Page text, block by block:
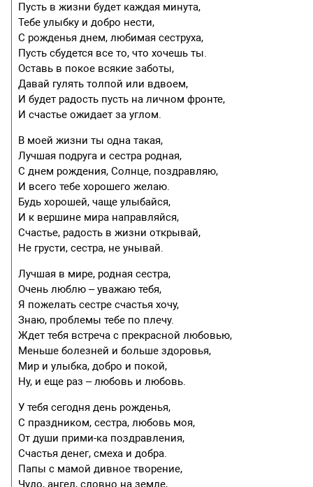
Пусть в жизни будет каждая минута,
Тебе улыбку и добро нести,
С рожденья днем, любимая сеструха,
Пусть сбудется все то, что хочешь ты.
Оставь в покое всякие заботы,
Давай гулять толпой или вдвоем,
И будет радость пусть на личном фронте,
И счастье ожидает за углом.
В моей жизни ты одна такая,
Лучшая подруга и сестра родная,
С днем рождения, Солнце, поздравляю,
И всего тебе хорошего желаю.
Будь хорошей, чаще улыбайся,
И к вершине мира направляйся,
Счастье, радость в жизни открывай,
Не грусти, сестра, не унывай.
Лучшая в мире, родная сестра,
Очень люблю – уважаю тебя,
Я пожелать сестре счастья хочу,
Знаю, проблемы тебе по плечу.
Ждет тебя встреча с прекрасной любовью,
Меньше болезней и больше здоровья,
Мир и улыбка, добро и покой,
Ну, и еще раз – любовь и любовь.
У тебя сегодня день рожденья,
С праздником, сестра, любовь моя,
От души прими-ка поздравления,
Счастья денег, смеха и добра.
Папы с мамой дивное творение,
Чудо, ангел, словно на земле,